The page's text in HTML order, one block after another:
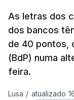
As letras dos
dos bancos
de 40 pontos,
(BdP) numa
feira.
Lusa / atualizado